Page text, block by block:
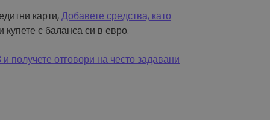
карти,Добавете средства, като
и купете с баланса си в евро.
получете отговори на често задавани